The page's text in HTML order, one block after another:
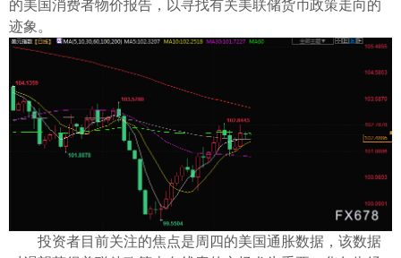
的美国消费者物价报告，以寻找有关美联储货币政策走向的
迹象。
投资者目前关注的焦点是周四的美国通胀数据，该数据